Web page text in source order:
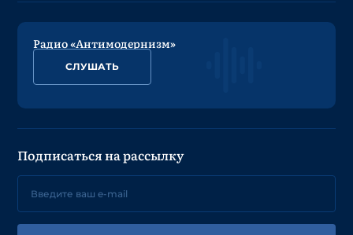
Радио «Антимодернизм»
СЛУШАТЬ
Подписаться на рассылку